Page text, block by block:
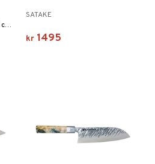
Satake Ame Brødkniv er en 23 cm kniv med både funksjonell og vakker design. Bladet er lett buet, og de avrundede enkeltslipte tennene har en mykt skiftende vinkel når man sammenligner front, midt og hæl. Alt for å gi den perfekte skjærefølelsen, enten det er en frokostbolle, et surdeigsbrød eller en dampet bao som skal deles opp.
SATAKE
kr 1495